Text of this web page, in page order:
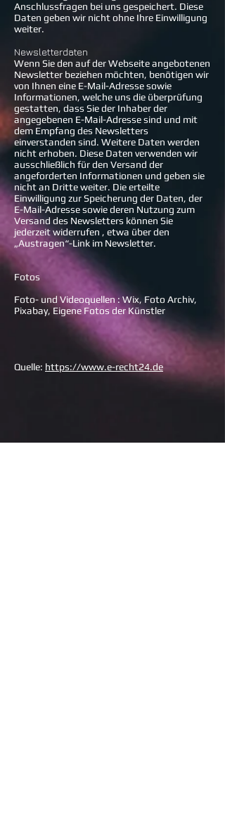
Anschlussfragen bei uns gespeichert. Diese
Daten geben wir nicht ohne Ihre Einwilligung
weiter.
Newsletterdaten
Wenn Sie den auf der Webseite angebotenen
Newsletter beziehen möchten, benötigen wir
von Ihnen eine E-Mail-Adresse sowie
Informationen, welche uns die überprüfung
gestatten, dass Sie der Inhaber der
angegebenen E-Mail-Adresse sind und mit
dem Empfang des Newsletters
einverstanden sind. Weitere Daten werden
nicht erhoben. Diese Daten verwenden wir
ausschließlich für den Versand der
angeforderten Informationen und geben sie
nicht an Dritte weiter. Die erteilte
Einwilligung zur Speicherung der Daten, der
E-Mail-Adresse sowie deren Nutzung zum
Versand des Newsletters können Sie
jederzeit widerrufen , etwa über den
„Austragen“-Link im Newsletter.
Fotos
Foto- und Videoquellen : Wix, Foto Archiv,
Pixabay, Eigene Fotos der Künstler
Quelle: https://www.e-recht24.de